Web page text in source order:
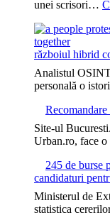
unei scrisori…
războiul hibrid
Analistul
personală o
Site-ul
Urban.ro, face
245 de burse
candidaturi
Ministerul de
statistica